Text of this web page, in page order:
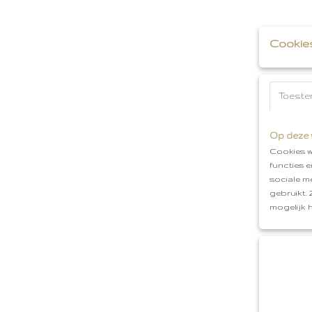
Op deze
Cookies
functies
sociale
gebruikt.
mogelijk